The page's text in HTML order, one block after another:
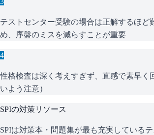
テストセンター受験の場合は正解するほど
め、序盤のミスを減らすことが重要
4
性格検査は深く考えすぎず、直感で素早く
いよう注意）
SPIの対策リソース
SPIは対策本・問題集が最も充実している